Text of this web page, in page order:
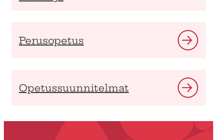
Perusopetus
Opetussuunnitelmat